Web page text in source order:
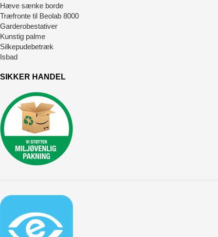
Hæve sænke borde
Træfronte til Beolab 8000
Garderobestativer
Kunstig palme
Silkepudebetræk
Isbad
SIKKER HANDEL